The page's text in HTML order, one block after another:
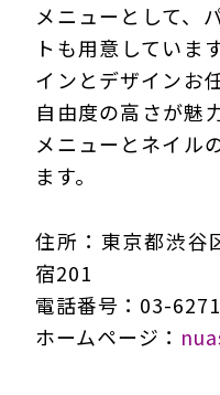
メニューとして、
トも用意していま
インとデザインお
自由度の高さが魅
メニューとネイル
ます。
住所：東京都渋谷
宿201
電話番号：03-
ホームページ：